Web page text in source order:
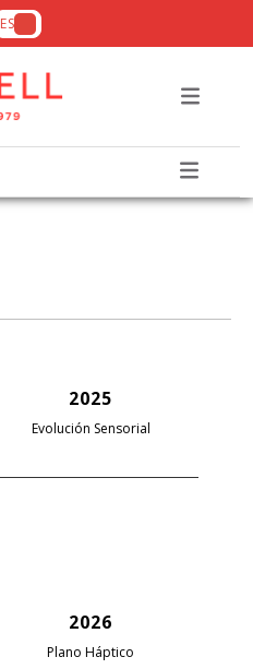
ES
2025
Evolución Sensorial
2026
Plano Háptico